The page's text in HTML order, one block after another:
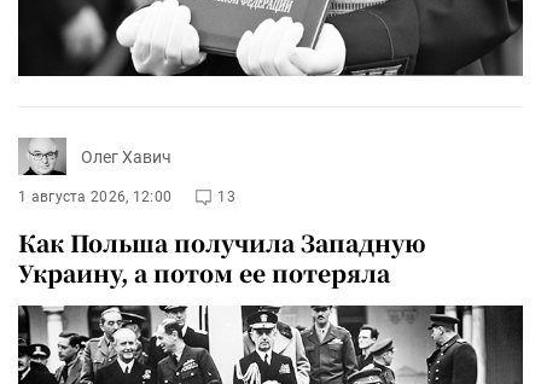
Олег Хавич
1 августа 2026, 12:00 13
Как Польша получила Западную
Украину, а потом ее потеряла